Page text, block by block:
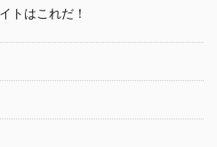
トはこれだ！